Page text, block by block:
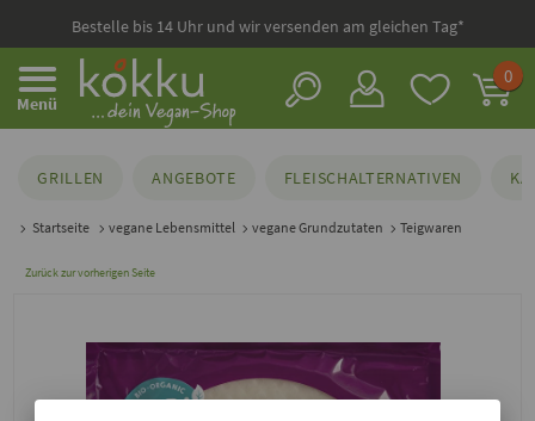
Bestelle bis 14 Uhr und wir versenden am gleichen Tag*
Menü
0
GRILLEN ANGEBOTE FLEISCHALTERNATIVEN
Startseite vegane Lebensmittel vegane Grundzutaten Teigwaren
Zurück zur vorherigen Seite